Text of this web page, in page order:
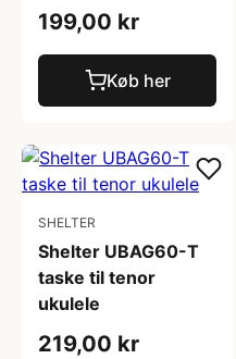
199,00 kr
Køb her
SHELTER
Shelter UBAG60-T
taske til tenor
ukulele
219,00 kr